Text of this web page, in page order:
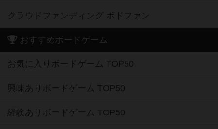
クラウドファンディング ボドファン
おすすめボードゲーム
お気に入りボードゲーム TOP50
興味ありボードゲーム TOP50
経験ありボードゲーム TOP50